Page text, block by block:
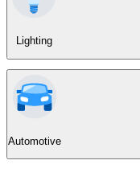
Lighting
Automotive